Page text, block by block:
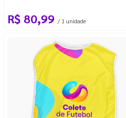
R$ 80,99 / 1 unidade